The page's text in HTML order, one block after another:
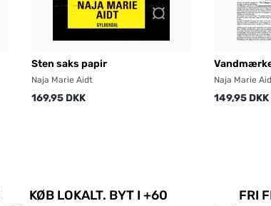
Sten saks papir
Naja Marie Aidt
169,95 DKK
Naja Marie
149,95 DKK
KØB LOKALT. BYT I +60
FRI